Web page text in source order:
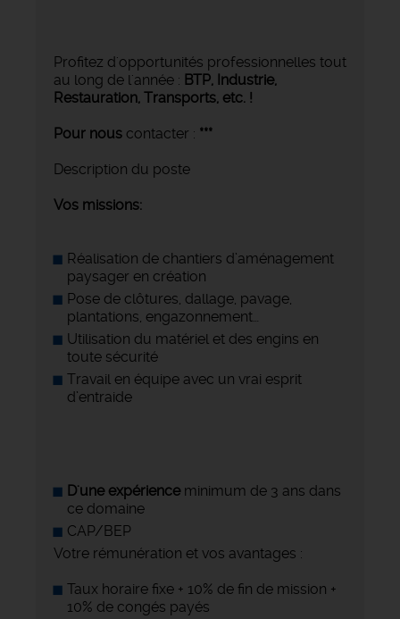
Profitez d'opportunités professionnelles tout
au long de l'année : BTP, Industrie,
Restauration, Transports, etc. !
Pour nous contacter : ***
Description du poste
Vos missions:
Réalisation de chantiers d’aménagement
paysager en création
Pose de clôtures, dallage, pavage,
plantations, engazonnement…
Utilisation du matériel et des engins en
toute sécurité
Travail en équipe avec un vrai esprit
d’entraide
D'une expérienceminimum de 3 ans dans
ce domaine
CAP/BEP
Votre rémunération et vos avantages :
Taux horaire fixe + 10% de fin de mission +
10% de congés payés